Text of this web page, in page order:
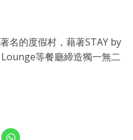
名的度假村，藉著STAY by
等餐廳締造獨一無二